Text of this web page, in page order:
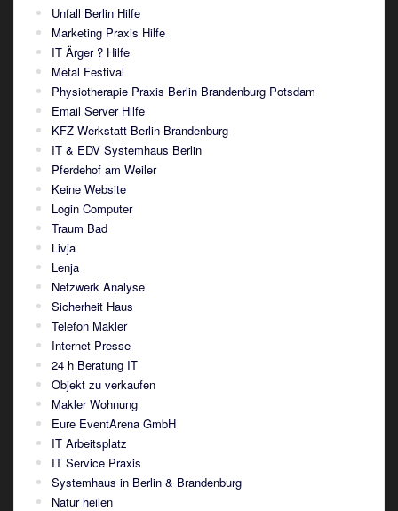
Unfall Berlin Hilfe
Marketing Praxis Hilfe
IT Ärger ? Hilfe
Metal Festival
Physiotherapie Praxis Berlin Brandenburg Potsdam
Email Server Hilfe
KFZ Werkstatt Berlin Brandenburg
IT & EDV Systemhaus Berlin
Pferdehof am Weiler
Keine Website
Login Computer
Traum Bad
Livja
Lenja
Netzwerk Analyse
Sicherheit Haus
Telefon Makler
Internet Presse
24 h Beratung IT
Objekt zu verkaufen
Makler Wohnung
Eure EventArena GmbH
IT Arbeitsplatz
IT Service Praxis
Systemhaus in Berlin & Brandenburg
Natur heilen